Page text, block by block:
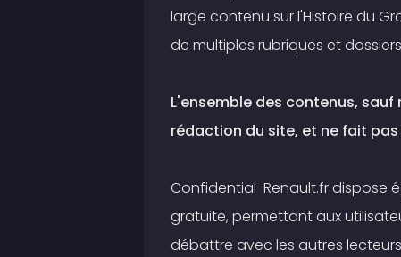
large contenu sur l'Histoire du
de multiples rubriques et
L'ensemble des contenus,
rédaction du site, et ne fait pas
Confidential-Renault.fr dispose
gratuite, permettant aux
débattre avec les autres